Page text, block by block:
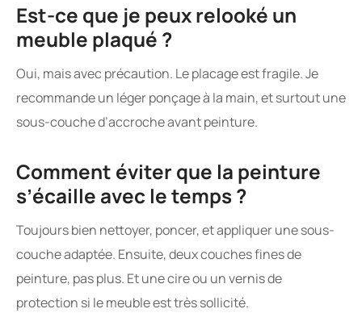
Est-ce que je peux relooké un
meuble plaqué ?
Oui, mais avec précaution. Le placage est fragile. Je
recommande un léger ponçage à la main, et surtout une
sous-couche d’accroche avant peinture.
Comment éviter que la peinture
s’écaille avec le temps ?
Toujours bien nettoyer, poncer, et appliquer une sous-
couche adaptée. Ensuite, deux couches fines de
peinture, pas plus. Et une cire ou un vernis de
protection si le meuble est très sollicité.